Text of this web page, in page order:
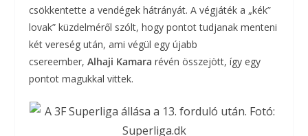
csökkentette a vendégek hátrányát. A végjáték a „kék”
lovak” küzdelméről szólt, hogy pontot tudjanak menteni
két vereség után, ami végül egy újabb
csereember,Alhaji Kamara révén összejött, így egy
pontot magukkal vittek.